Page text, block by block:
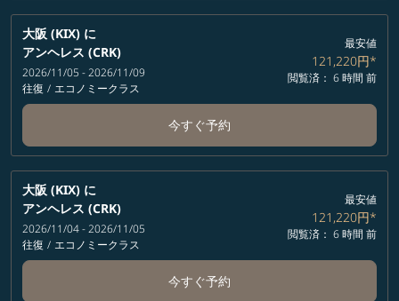
大阪 (KIX) に
アンヘレス (CRK)
2026/11/05 - 2026/11/09
往復 / エコノミークラス
最安値
121,220円*
閲覧済： 6 時間 前
今すぐ予約
大阪 (KIX) に
アンヘレス (CRK)
2026/11/04 - 2026/11/05
往復 / エコノミークラス
最安値
121,220円*
閲覧済： 6 時間 前
今すぐ予約